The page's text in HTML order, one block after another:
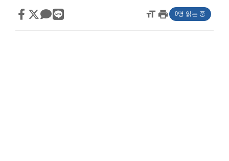
format_sizeprint 0명 읽는 중